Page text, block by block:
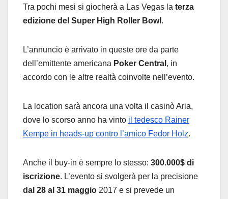
Tra pochi mesi si giocherà a Las Vegas la terza
edizione del Super High Roller Bowl .
L’annuncio è arrivato in queste ore da parte
dell’emittente americana Poker Central , in
accordo con le altre realtà coinvolte nell’evento.
La location sarà ancora una volta il casinò Aria,
dove lo scorso anno ha vinto il tedesco Rainer
Kempe in heads-up contro l’amico Fedor Holz.
Anche il buy-in è sempre lo stesso: 300.000$ di
iscrizione. L’evento si svolgerà per la precisione
dal 28 al 31 maggio 2017 e si prevede un